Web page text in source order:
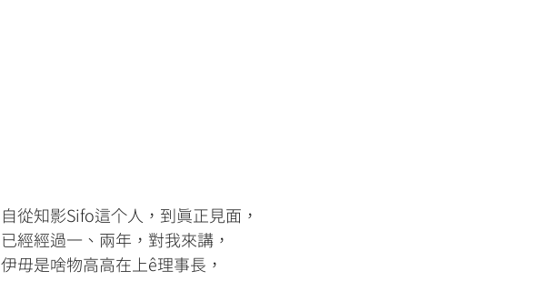
自從知影Sifo這个人，到真正見面，
已經經過一、兩年，對我來講，
伊毋是啥物高高在上ê理事長，